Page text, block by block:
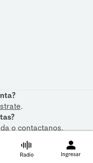
.
ocontactanos.
Radio Ingresar